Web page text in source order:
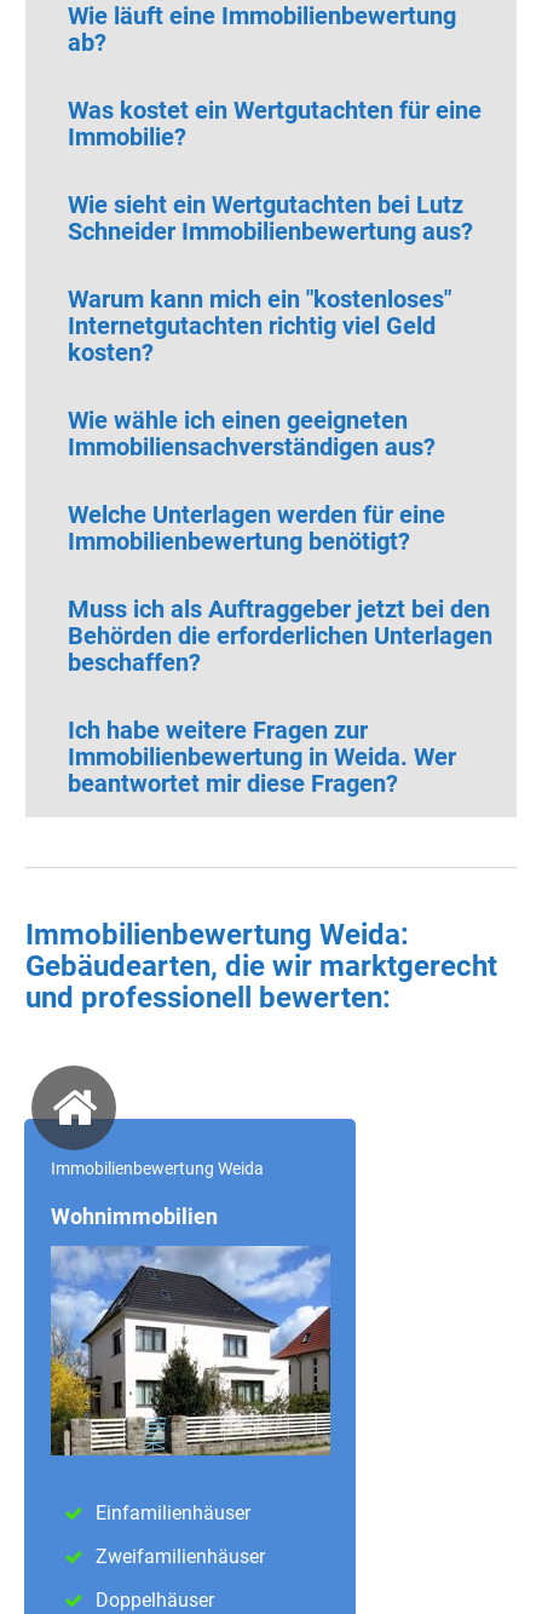
Wie läuft eine Immobilienbewertung
ab?
Was kostet ein Wertgutachten für eine
Immobilie?
Wie sieht ein Wertgutachten bei Lutz
Schneider Immobilienbewertung aus?
Warum kann mich ein "kostenloses"
Internetgutachten richtig viel Geld
kosten?
Wie wähle ich einen geeigneten
Immobiliensachverständigen aus?
Welche Unterlagen werden für eine
Immobilienbewertung benötigt?
Muss ich als Auftraggeber jetzt bei den
Behörden die erforderlichen Unterlagen
beschaffen?
Ich habe weitere Fragen zur
Immobilienbewertung in Weida. Wer
beantwortet mir diese Fragen?
Immobilienbewertung Weida:
Gebäudearten, die wir marktgerecht
und professionell bewerten:
Immobilienbewertung Weida
Wohnimmobilien
Einfamilienhäuser
Zweifamilienhäuser
Doppelhäuser